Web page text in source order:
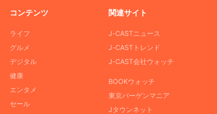
コンテンツ
ライフ
グルメ
デジタル
健康
エンタメ
セール
関連サイト
J-CASTニュース
J-CASTトレンド
J-CAST会社ウォッチ
BOOKウォッチ
東京バーゲンマニア
Jタウンネット